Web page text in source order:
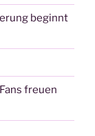
beginnt
freuen